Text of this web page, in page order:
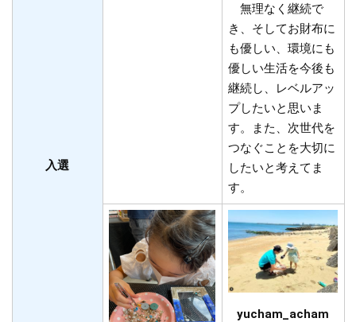
入選
無理なく継続で
き、そしてお財布に
も優しい、環境にも
優しい生活を今後も
継続し、レベルアッ
プしたいと思いま
す。また、次世代を
つなぐことを大切に
したいと考えてま
す。
yucham_acham​